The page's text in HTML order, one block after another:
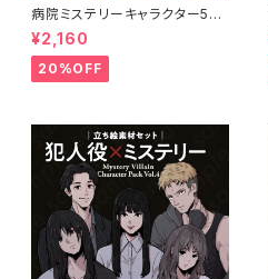
病院ミステリーキャラクター5体
セットの立ち絵素材｜医師・看護
師・患者・受付
¥2,160
20%OFF